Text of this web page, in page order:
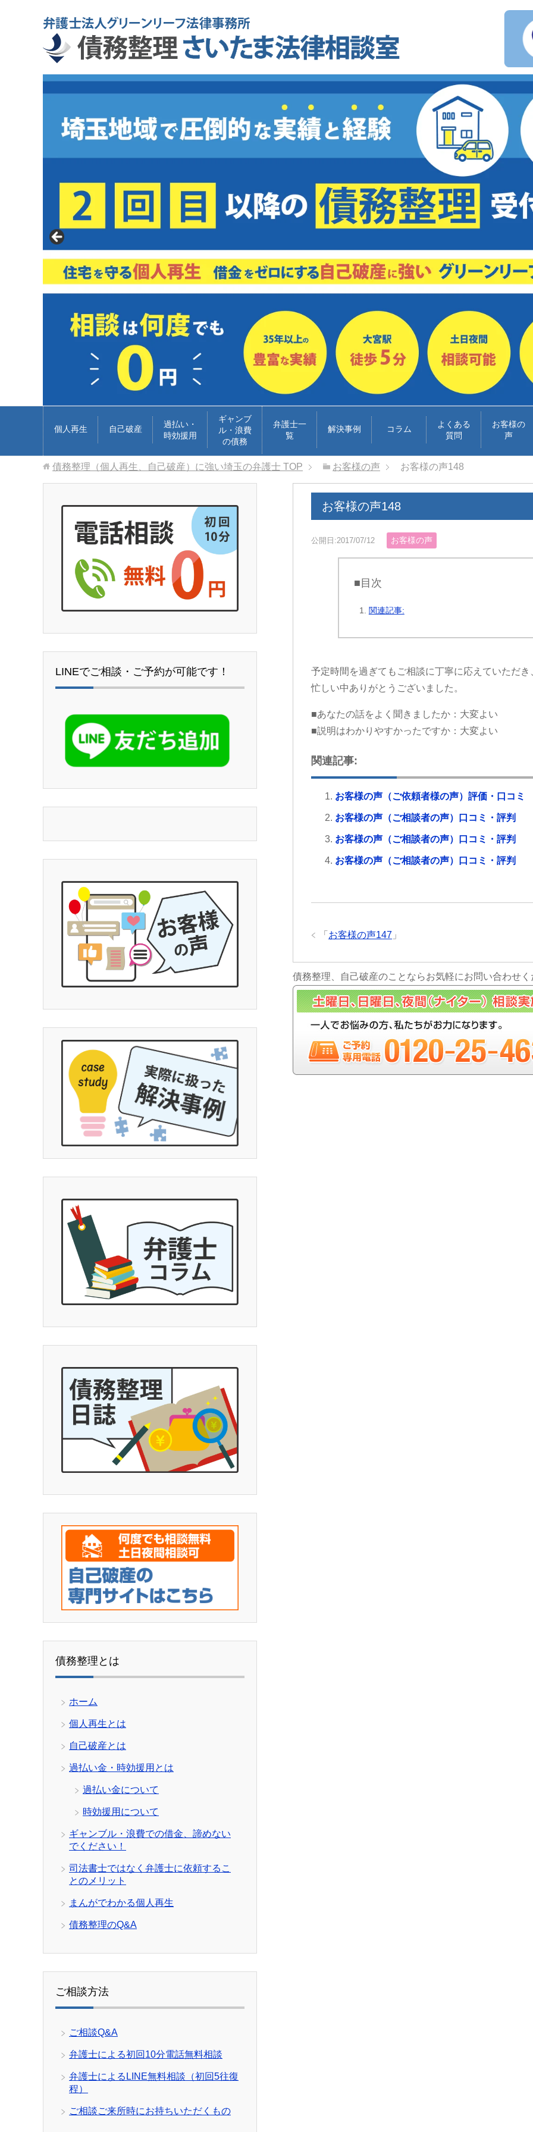
個人再生 自己破産
過払い・
時効援用
ギャンブ
ル・浪費
の債務
弁護士一
覧
解決事例 コラム
よくある
質問
お客様の
声
債務整理（個人再生、自己破産）に強い埼玉の弁護士 TOP お客様の声 お客様の声148
お客様の声148
公開日:2017/07/12 お客様の声
■目次
関連記事:
予定時間を過ぎてもご相談に丁寧に応えていただき
忙しい中ありがとうございました。
■あなたの話をよく聞きましたか：大変よい
■説明はわかりやすかったですか：大変よい
関連記事:
お客様の声（ご依頼者様の声）評価・口コミ
お客様の声（ご相談者の声）口コミ・評判
お客様の声（ご相談者の声）口コミ・評判
お客様の声（ご相談者の声）口コミ・評判
「 お客様の声147 」
債務整理、自己破産のことならお気軽にお問い合わせく
LINEでご相談・ご予約が可能です！
債務整理とは
ホーム
個人再生とは
自己破産とは
過払い金・時効援用とは
過払い金について
時効援用について
ギャンブル・浪費での借金、諦めない
でください！
司法書士ではなく弁護士に依頼するこ
とのメリット
まんがでわかる個人再生
債務整理のQ&A
ご相談方法
ご相談Q&A
弁護士による初回10分電話無料相談
弁護士によるLINE無料相談（初回5往復
程）
ご相談ご来所時にお持ちいただくもの